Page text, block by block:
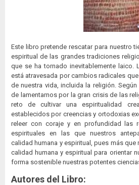
Este libro pretende rescatar para nuestro
espiritual de las grandes tradiciones
que se ha tornado inevitablemente laico.
está atravesada por cambios radicales
de nuestra vida, incluida la religión.
de lamentarnos por la gran crisis de las
reto de cultivar una espiritualidad
establecidos por creencias y ortodoxias
releer con coraje y en profundidad las
espirituales en las que nuestros
calidad humana y espiritual, pues más
calidad humana y espiritual para orientar
forma sostenible nuestras potentes
Autores del Libro: